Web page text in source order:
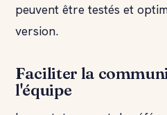
peuvent être testés et
version.
Faciliter la
l'équipe